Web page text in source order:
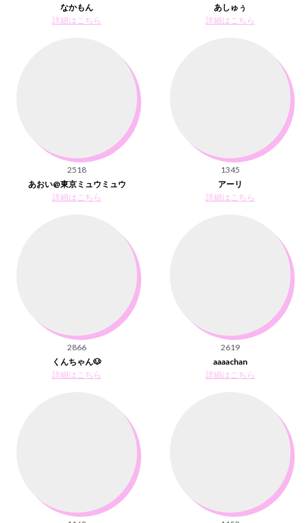
なかもん
詳細はこちら
あしゅぅ
詳細はこちら
2518
あおい@東京ミュウミュウ
詳細はこちら
1345
アーリ
詳細はこちら
2866
くんちゃん🐶
詳細はこちら
2619
aaaachan
詳細はこちら